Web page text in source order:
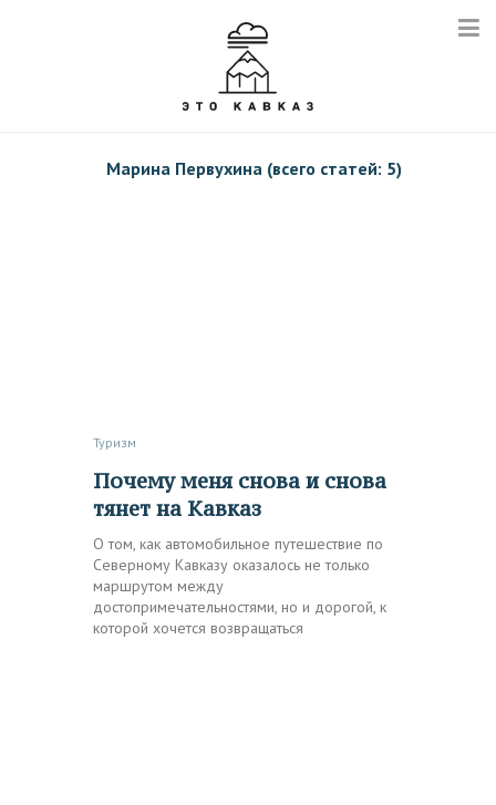
Марина Первухина (всего статей: 5)
Туризм
Почему меня снова и снова
тянет на Кавказ
О том, как автомобильное путешествие по
Северному Кавказу оказалось не только
маршрутом между
достопримечательностями, но и дорогой, к
которой хочется возвращаться